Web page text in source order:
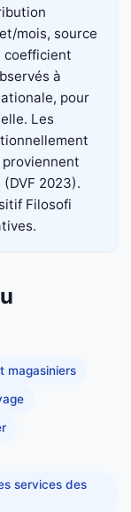
mois, source
coefficient
à
pour
Les
2023).
Filosofi
magasiniers
services des